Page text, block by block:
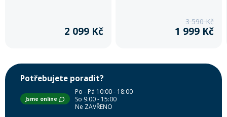
2 099 Kč
zorného pole a ostrosti zraku
použitím vícevrstvého skla pro
3 590 Kč
1 999 Kč
Potřebujete poradit?
Jsme online
Po - Pá 10:00 - 18:00
So 9:00 - 15:00
Ne ZAVŘENO